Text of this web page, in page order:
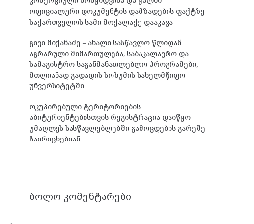
ოფიციალური დოკუმენტის დამზადების ფაქტზე
საქართველოს სამი მოქალაქე დააკავა
გივი მიქანაძე – ახალი სასწავლო წლიდან
აგრარული მიმართულება, საბაკალავრო და
სამაგისტრო საგანმანათლებლო პროგრამები,
მთლიანად გადადის სოხუმის სახელმწიფო
უნვერსიტეტში
ოკუპირებული ტერიტორიების
აბიტურიენტებისთვის რეგისტრაცია დაიწყო –
უმაღლეს სასწავლებლებში გამოცდების გარეშე
ჩაირიცხებიან
ᲑᲝᲚᲝ ᲙᲝᲛᲔᲜᲢᲐᲠᲔᲑᲘ